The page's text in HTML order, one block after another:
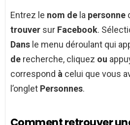
Entrez le nom de la personne
trouver sur Facebook.
Dans le menu déroulant qui
de recherche, cliquez ou
correspond à celui que vous
l’onglet Personnes.
Comment retrouver